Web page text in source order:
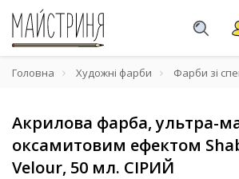
Головна Художні фарби Фарби зі
Акрилова фарба, ультра-
оксамитовим ефектом
Velour, 50 мл. СІРИЙ